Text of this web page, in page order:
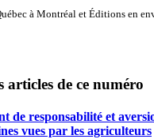
à Montréal et Éditions en
articles de ce numéro
de responsabilité et
vues par les agriculteurs